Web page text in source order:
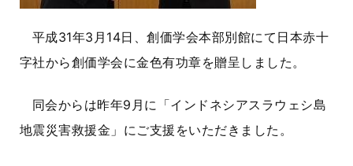
平成31年3月14日、創価学会本部別館にて日本赤十
字社から創価学会に金色有功章を贈呈しました。
同会からは昨年9月に「インドネシアスラウェシ島
地震災害救援金」にご支援をいただきました。